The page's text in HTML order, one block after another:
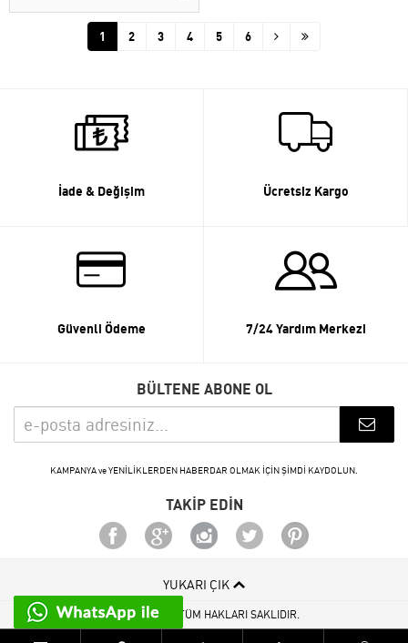
1 2 3 4 5 6
İade & Değişim Ücretsiz Kargo
Güvenli Ödeme 7/24 Yardım Merkezi
BÜLTENE ABONE OL
KAMPANYA ve YENİLİKLERDEN HABERDAR OLMAK İÇİN ŞİMDİ KAYDOLUN.
TAKİP EDİN
YUKARI ÇIK
© 2015 - 2026 TÜM HAKLARI SAKLIDIR.